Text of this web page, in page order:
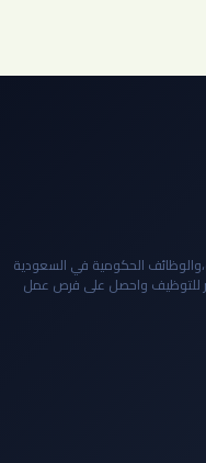
الحكومية في السعودية
للتوظيف واحصل على فرص عمل